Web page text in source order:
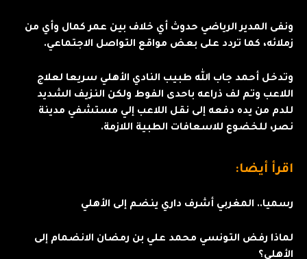
ونفى المدير الرياضي حدوث أي خلاف بين عمر كمال وأي من
زملائه، كما تردد على بعض مواقع التواصل الاجتماعي.
وتدخل أحمد جاب الله طبيب النادي الأهلي سريعا لعلاج
اللاعب وتم لف ذراعه باحدى الفوط ولكن النزيف الشديد
للدم من يده دفعه إلى نقل اللاعب إلي مستشفي مدينة
نصر، للخضوع للاسعافات الطبية اللازمة.
اقرأ أيضا:
رسميا.. المغربي أشرف داري ينضم إلى الأهلي
لماذا رفض التونسي محمد علي بن رمضان الانضمام إلى
الأهلي؟